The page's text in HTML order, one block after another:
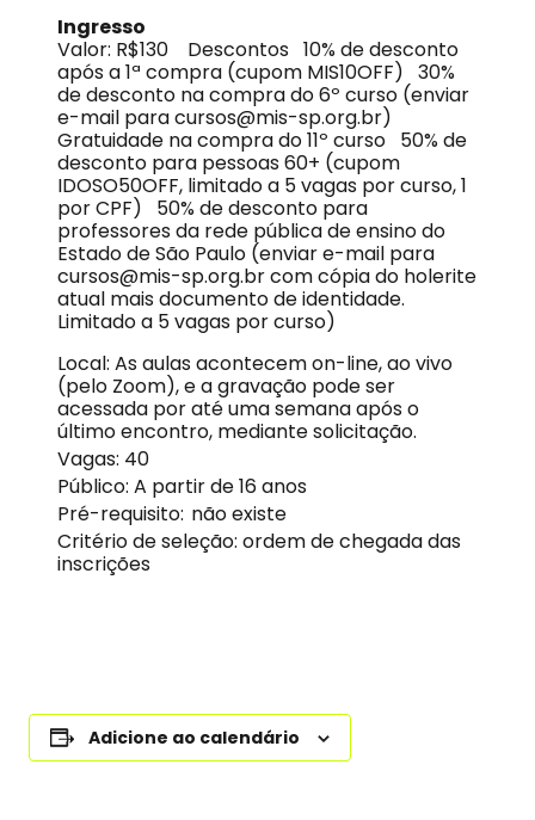
Ingresso
Valor: R$130 Descontos 10% de desconto
após a 1ª compra (cupom MIS10OFF) 30%
de desconto na compra do 6º curso (enviar
e-mail para cursos@mis-sp.org.br)
Gratuidade na compra do 11º curso 50% de
desconto para pessoas 60+ (cupom
IDOSO50OFF, limitado a 5 vagas por curso, 1
por CPF) 50% de desconto para
professores da rede pública de ensino do
Estado de São Paulo (enviar e-mail para
cursos@mis-sp.org.br com cópia do holerite
atual mais documento de identidade.
Limitado a 5 vagas por curso)
Local: As aulas acontecem on-line, ao vivo
(pelo Zoom), e a gravação pode ser
acessada por até uma semana após o
último encontro, mediante solicitação.
Vagas: 40
Público: A partir de 16 anos
Pré-requisito: não existe
Critério de seleção: ordem de chegada das
inscrições
Adicione ao calendário